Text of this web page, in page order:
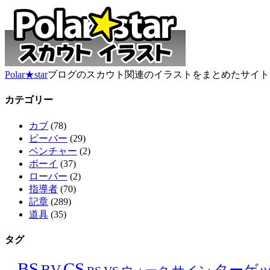
Polar★starブログのスカウト関連のイラストをまとめたサイ
カテゴリー
カブ (78)
ビーバー (29)
ベンチャー (2)
ボーイ (37)
ローバー (2)
指導者 (70)
記章 (289)
道具 (35)
タグ